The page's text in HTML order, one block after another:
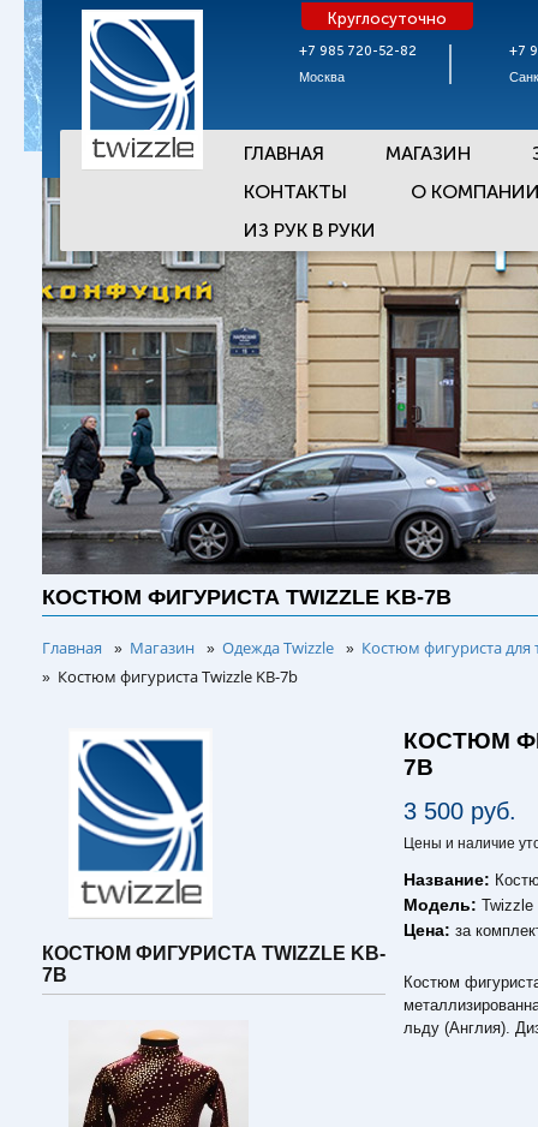
+7 985 720-52-82
Москва
Круглосуточно
+7
ГЛАВНАЯ МАГАЗИН
КОНТАКТЫ
О
ИЗ РУК В РУКИ
КОСТЮМ ФИГУРИСТА TWIZZLE KB-7B
Главная » Магазин » Одежда Twizzle » Костюм фигуриста для
» Костюм фигуриста Twizzle KB-7b
КОСТЮМ ФИГУРИСТА TWIZZLE KB-
7B
КОСТЮМ
7B
3 500 руб.
Цены и наличие
Название:
Модель:Twizzle
Цена:за
Костюм
льду (Англия).